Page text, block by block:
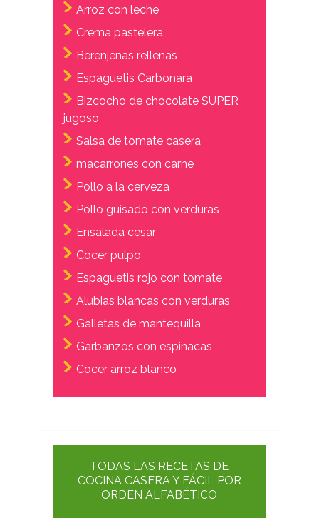
Arroz con leche
Crema pastelera
Berenjenas rellenas
Espaguetis Carbonara
Bizcocho de chocolate SUPER
jugoso
Salsa de tomate casera
macarrones con carne
Pollo a la cerveza
Pollo guisado con verduras
Ensalada cesar
Cocer pulpo
Espaguetis rojo con tomate
Alubias blancas con verduras
Galletas de mantequilla
Garbanzos con espinacas
Cocer arroz blanco
TODAS LAS RECETAS DE
COCINA CASERA Y FÁCIL POR
ORDEN ALFABÉTICO